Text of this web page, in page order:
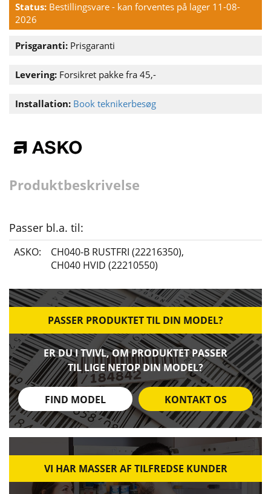
Status: Bestillingsvare - kan forventes på lager 11-08-
2026
Prisgaranti: Prisgaranti
Levering: Forsikret pakke fra 45,-
Installation: Book teknikerbesøg
Produktbeskrivelse
Passer bl.a. til:
ASKO: CH040-B RUSTFRI (22216350),
CH040 HVID (22210550)
PASSER PRODUKTET TIL DIN MODEL?
ER DU I TVIVL, OM PRODUKTET PASSER
TIL LIGE NETOP DIN MODEL?
FIND MODEL KONTAKT OS
VI HAR MASSER AF TILFREDSE KUNDER